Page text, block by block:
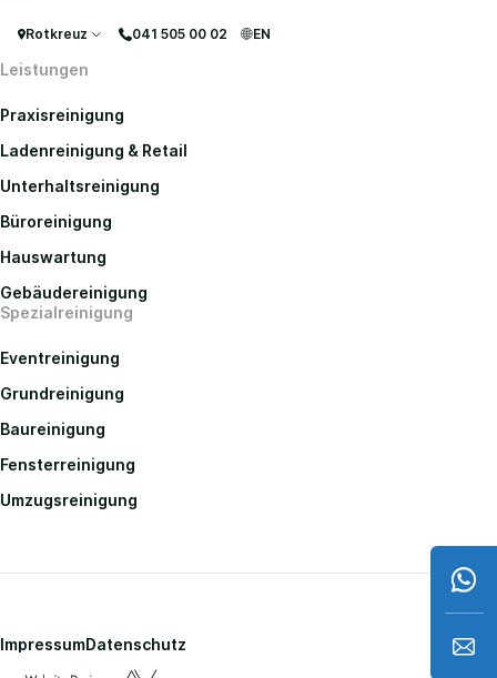
Rotkreuz 041 505 00 02 EN
Leistungen
Praxisreinigung
Ladenreinigung & Retail
Unterhaltsreinigung
Büroreinigung
Hauswartung
Gebäudereinigung
Spezialreinigung
Eventreinigung
Grundreinigung
Baureinigung
Fensterreinigung
Umzugsreinigung
ImpressumDatenschutz